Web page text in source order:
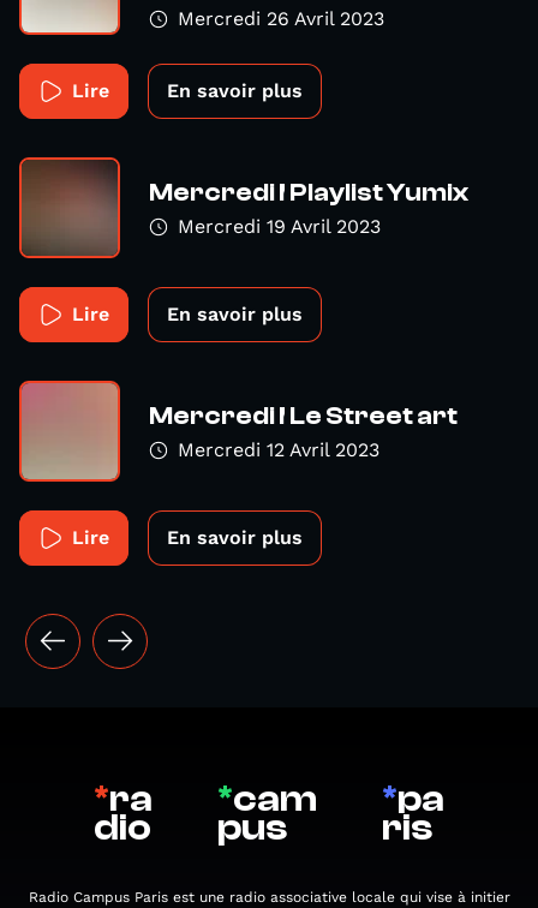
Mercredi 26 Avril 2023
Lire En savoir plus
Mercredi ! Playlist Yumix
Mercredi 19 Avril 2023
Lire En savoir plus
Mercredi ! Le Street art
Mercredi 12 Avril 2023
Lire En savoir plus
*ra
dio
*cam
pus
*pa
ris
Radio Campus Paris est une radio associative locale qui vise à initier